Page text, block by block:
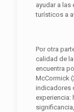
ayudar a las
turísticos a
Por otra
calidad de
encuentra
McCormick
indicadores
experiencia: